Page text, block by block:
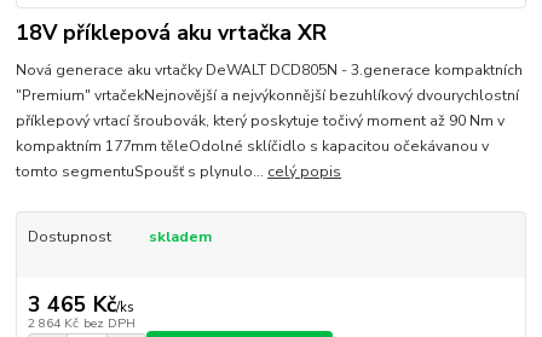
18V příklepová aku vrtačka XR
Nová generace aku vrtačky DeWALT DCD805N - 3.generace kompaktních
"Premium" vrtačekNejnovější a nejvýkonnější bezuhlíkový dvourychlostní
příklepový vrtací šroubovák, který poskytuje točivý moment až 90 Nm v
kompaktním 177mm těleOdolné sklíčidlo s kapacitou očekávanou v
tomto segmentuSpoušť s plynulo... celý popis
Dostupnost skladem
3 465 Kč/ks
2 864 Kč bez DPH